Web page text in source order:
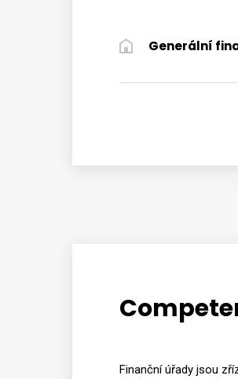
Generální
Finanční úřady jsou